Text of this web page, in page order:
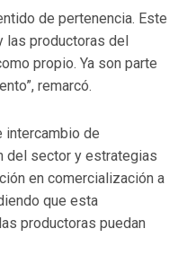
de pertenencia. Este
las productoras del
propio. Ya son parte
remarcó.
intercambio de
del sector y estrategias
en comercialización a
que esta
productoras puedan